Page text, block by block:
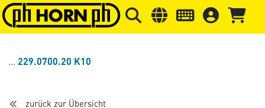
Springe zu Hauptinhalt Springe zum Header Springe
229.0700.20 K10
zurück zur Übersicht